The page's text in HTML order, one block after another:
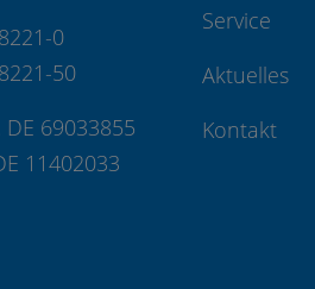
0
50
DE 69033855
11402033
Service
Aktuelles
Kontakt